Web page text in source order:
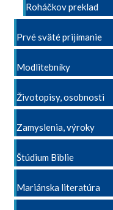
Roháčkov preklad
Prvé sväté prijímanie
Modlitebníky
Životopisy, osobnosti
Zamyslenia, výroky
Štúdium Biblie
Mariánska literatúra